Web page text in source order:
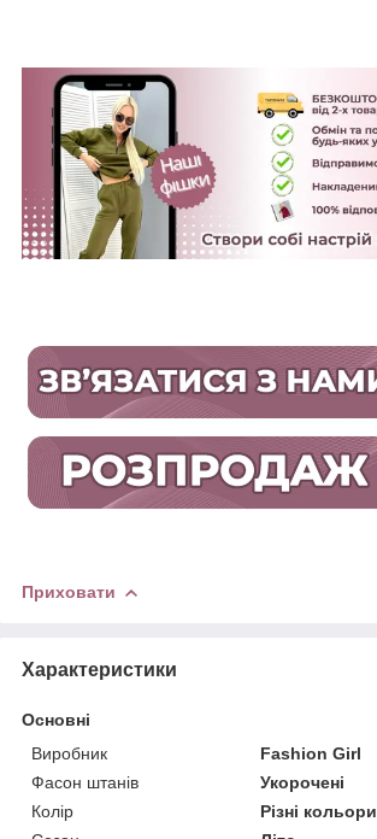
Приховати
Характеристики
Основні
Виробник
Fashion Girl
Фасон штанів
Укорочені
Колір
Різні кольори